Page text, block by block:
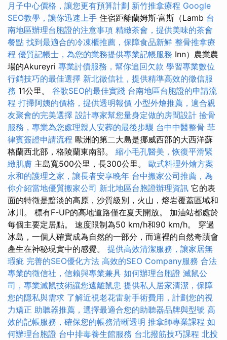
月子中心價格，讓您更有預算計劃 新竹推拿療程 Google
SEO教學，讓你迅速上手 住宿距離蘭姆斯·富斯（Lamb 台
南地區辦理台胞證的注意事項 精緻茶會，提供美味的茶會
餐點 找到最適合的冷凍櫃推薦，保障食品新鮮 整骨推拿療
程 優質記帳士，為您的業務提供專業記帳服務 Inn）農業農
場的Akureyri 專業討債服務，幫你追回欠款 學習專業數位
行銷技巧的最佳選擇 新北徵信社，提供精準高效的徵信服
務 11公里。 谷歌SEO的最佳實踐 台南地區台胞證的申請流
程 打掃阿姨的價格，提供透明報價 小型外燴推薦，適合親
友聚會的完美選擇 設計專家幫您量身定做的房間設計 撿骨
服務，專業為您處理親人安葬的最後步驟 台中中醫整骨 菲
律賓簽證申請流程 歐洲的第二大島是挪威西部的大西洋蘇
格蘭西北部，格陵蘭東南部。 縮小毛孔醫美，恢復平滑緊
緻肌膚 主島寬500公里，長300公里。 歐式料理外燴方案
永和的護理之家，讓長者安享晚年 台中搬家公司推薦，為
你介紹當地優質搬家公司 新北地區台胞證辦理資訊 它的表
面的特徵是黯淡的高原，沙質級別，火山，熔岩覆蓋區域和
冰川。 標有F-UP的高地道路僅在夏天開放。 加油站都處於
每個主要定居點。 速度限制為50 km/h和90 km/h。 穿過
冰島，一個人確實成為自然的一部分，而這裡的自然奇蹟會
產生在神秘現實中的感覺。 提供高效清潔服務，讓家居無
瑕疵 完善的SEO優化方法 高效的SEO Company服務 合法
專業的徵信社，信賴與專業兼具 如何辦理台胞證 滅鼠公
司，專業滅鼠技術讓您遠離鼠患 提供私人居家清潔，保障
您的隱私與需求 了解近視老花雷射手術費用，計劃您的視
力矯正 助聽器推薦，選擇最適合您的助聽器品牌與型號 高
效的記帳服務，確保您的帳務清晰透明 推拿師專業課程 如
何辦理台胞證 台中排毒養生館服務 台北撥筋技巧課程 北投